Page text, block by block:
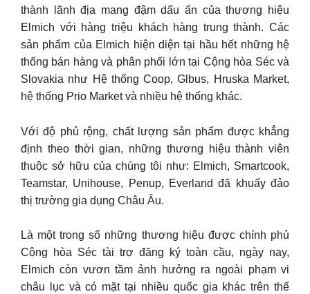
thành lãnh địa mang đậm dấu ấn của thương hiệu
Elmich với hàng triệu khách hàng trung thành. Các
sản phẩm của Elmich hiện diện tại hầu hết những hệ
thống bán hàng và phân phối lớn tại Cộng hòa Séc và
Slovakia như Hệ thống Coop, Glbus, Hruska Market,
hệ thống Prio Market và nhiều hệ thống khác.
Với độ phủ rộng, chất lượng sản phẩm được khẳng
định theo thời gian, những thương hiệu thành viên
thuộc sở hữu của chúng tôi như: Elmich, Smartcook,
Teamstar, Unihouse, Penup, Everland đã khuấy đảo
thị trường gia dụng Châu Âu.
Là một trong số những thương hiệu được chính phủ
Cộng hòa Séc tài trợ đăng ký toàn cầu, ngày nay,
Elmich còn vươn tầm ảnh hưởng ra ngoài phạm vi
châu lục và có mặt tại nhiều quốc gia khác trên thế